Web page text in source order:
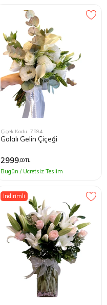
Çiçek Kodu: 7594
Galalı Gelin Çiçeği
2999,00 TL
Bugün / Ücretsiz Teslim
İndirimli